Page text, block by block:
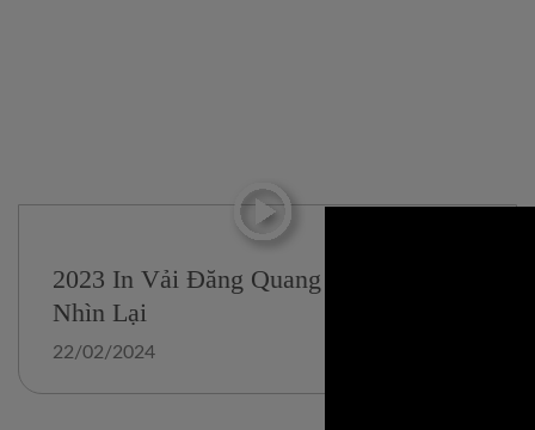
2023 In Vải Đăng Quang – Một Năm
Nhìn Lại
22/02/2024